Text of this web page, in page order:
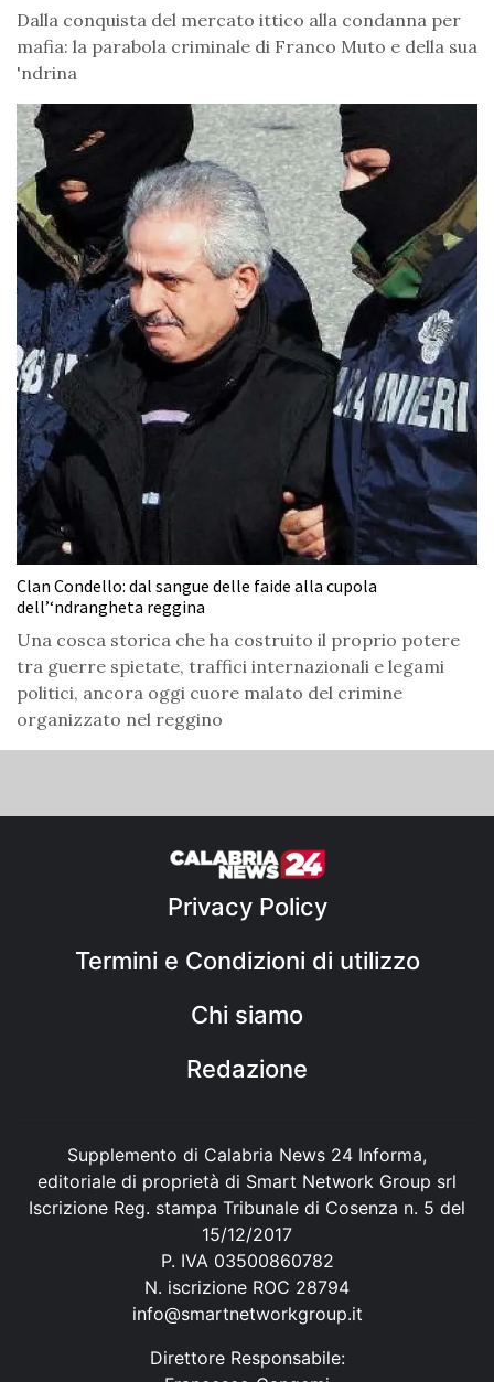
Dalla conquista del mercato ittico alla condanna per
mafia: la parabola criminale di Franco Muto e della sua
'ndrina
Clan Condello: dal sangue delle faide alla cupola
dell’‘ndrangheta reggina
Una cosca storica che ha costruito il proprio potere
tra guerre spietate, traffici internazionali e legami
politici, ancora oggi cuore malato del crimine
organizzato nel reggino
Privacy Policy
Termini e Condizioni di utilizzo
Chi siamo
Redazione
Supplemento di Calabria News 24 Informa,
editoriale di proprietà di Smart Network Group srl
Iscrizione Reg. stampa Tribunale di Cosenza n. 5 del
15/12/2017
P. IVA 03500860782
N. iscrizione ROC 28794
info@smartnetworkgroup.it
Direttore Responsabile: